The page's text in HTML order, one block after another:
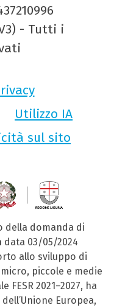
- Tutti i
Utilizzo IA
sul sito
della domanda di
03/05/2024
allo sviluppo di
piccole e medie
FESR 2021–2027, ha
Europea,